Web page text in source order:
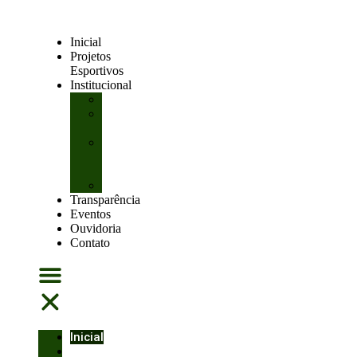
Inicial
Projetos
Esportivos
Institucional
Transparência
Eventos
Ouvidoria
Contato
Inicial